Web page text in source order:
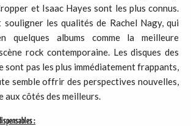
et Isaac Hayes sont les plus connus.
les qualités de Rachel Nagy, qui
quelques albums comme la meilleure
rock contemporaine. Les disques des
sont pas les plus immédiatement frappants,
semble offrir des perspectives nouvelles,
aux côtés des meilleurs.
: